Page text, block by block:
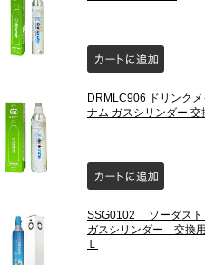
DRMLC906 ドリンク
ナム ガスシリンダー 交
SSG0102 ソーダス
ガスシリンダー 交換
Ｌ